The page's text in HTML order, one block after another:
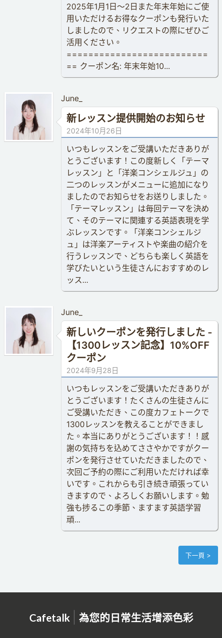
2025年1月1日〜2日また年末年始にご使
用いただけるお得なクーポンも発行いた
しましたので、リクエストの際にぜひご
活用ください。
==========================
== クーポン名: 年末年始10...
June_
新レッスン提供開始のお知らせ
2024年10月26日
いつもレッスンをご受講いただきありが
とうございます！この度新しく「テーマ
レッスン」と「洋楽コンシェルジュ」の
二つのレッスンがメニューに追加になり
ましたのでお知らせをお送りしました。
「テーマレッスン」は毎回テーマを決め
て、そのテーマに関連する英語表現を学
ぶレッスンです。「洋楽コンシェルジ
ュ」は洋楽アーティストや楽曲の紹介を
行うレッスンで、どちらも楽しく英語を
学びたいという生徒さんにおすすめのレ
ッス...
June_
新しいクーポンを発行しました -
【1300レッスン記念】10%OFF
クーポン
2024年9月28日
いつもレッスンをご受講いただきありが
とうございます！たくさんの生徒さんに
ご受講いただき、この度カフェトークで
1300レッスンを教えることができまし
た。本当にありがとうございます！！感
謝の気持ちを込めてささやかですがクー
ポンを発行させていただきましたので、
次回ご予約の際にご利用いただければ幸
いです。これからも引き続き頑張ってい
きますので、よろしくお願いします。勉
強も捗るこの季節、ますます英語学習
頑...
下一頁 >
Cafetalk | 為您的日常生活增添色彩